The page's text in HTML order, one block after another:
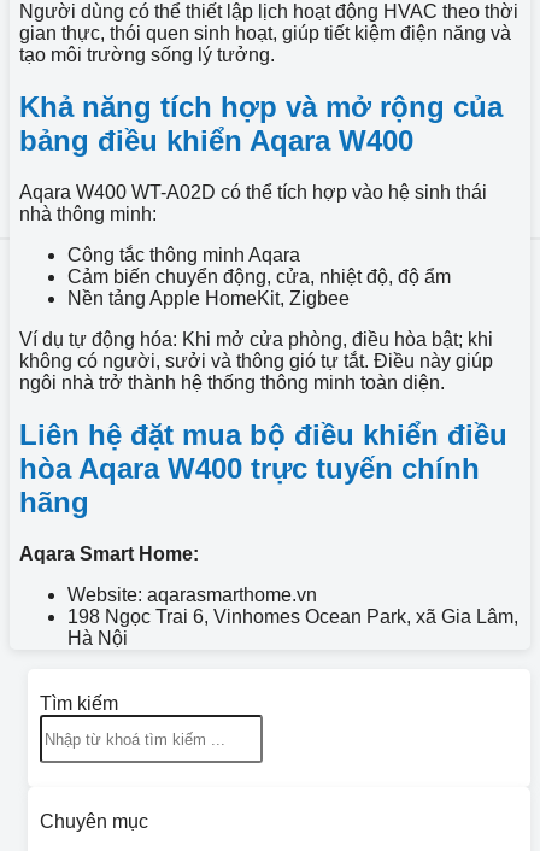
Người dùng có thể thiết lập lịch hoạt động HVAC theo thời
gian thực, thói quen sinh hoạt, giúp tiết kiệm điện năng và
tạo môi trường sống lý tưởng.
Khả năng tích hợp và mở rộng của
bảng điều khiển Aqara W400
Aqara W400 WT-A02D có thể tích hợp vào hệ sinh thái
nhà thông minh:
Công tắc thông minh Aqara
Cảm biến chuyển động, cửa, nhiệt độ, độ ẩm
Nền tảng Apple HomeKit, Zigbee
Ví dụ tự động hóa: Khi mở cửa phòng, điều hòa bật; khi
không có người, sưởi và thông gió tự tắt. Điều này giúp
ngôi nhà trở thành hệ thống thông minh toàn diện.
Liên hệ đặt mua bộ điều khiển điều
hòa Aqara W400 trực tuyến chính
hãng
Aqara Smart Home:
Website: aqarasmarthome.vn
198 Ngọc Trai 6, Vinhomes Ocean Park, xã Gia Lâm,
Hà Nội
Tìm kiếm
Chuyên mục